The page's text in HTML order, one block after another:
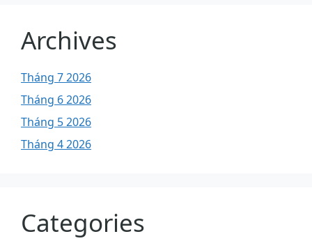
Archives
Tháng 7 2026
Tháng 6 2026
Tháng 5 2026
Tháng 4 2026
Categories